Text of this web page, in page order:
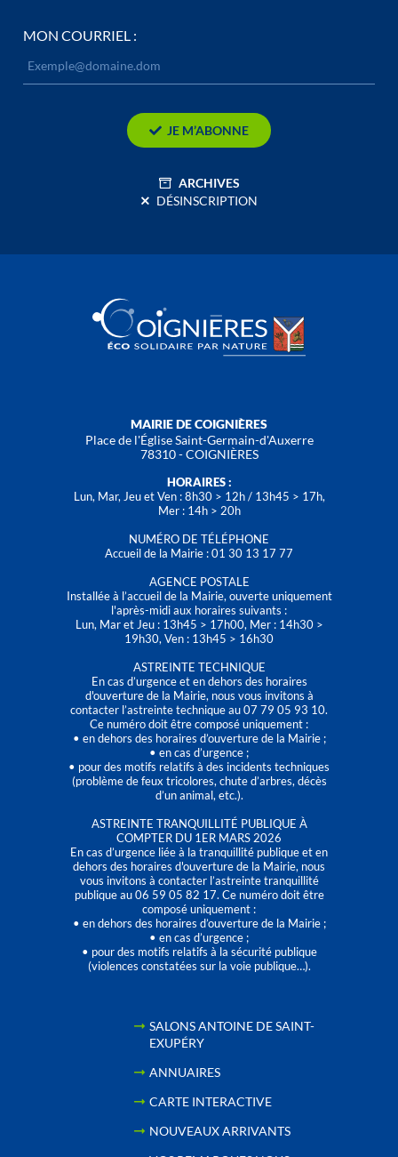
MON COURRIEL :
JE M’ABONNE
ARCHIVES
DÉSINSCRIPTION
MAIRIE DE COIGNIÈRES
Place de l'Église Saint-Germain-d'Auxerre
78310 - COIGNIÈRES
HORAIRES :
Lun, Mar, Jeu et Ven : 8h30 > 12h / 13h45 > 17h,
Mer : 14h > 20h
NUMÉRO DE TÉLÉPHONE
Accueil de la Mairie : 01 30 13 17 77
AGENCE POSTALE
Installée à l’accueil de la Mairie, ouverte uniquement
l'après-midi aux horaires suivants :
Lun, Mar et Jeu : 13h45 > 17h00, Mer : 14h30 >
19h30, Ven : 13h45 > 16h30
ASTREINTE TECHNIQUE
En cas d’urgence et en dehors des horaires
d'ouverture de la Mairie, nous vous invitons à
contacter l’astreinte technique au 07 79 05 93 10.
Ce numéro doit être composé uniquement :
• en dehors des horaires d’ouverture de la Mairie ;
• en cas d’urgence ;
• pour des motifs relatifs à des incidents techniques
(problème de feux tricolores, chute d’arbres, décès
d’un animal, etc.).
ASTREINTE TRANQUILLITÉ PUBLIQUE À
COMPTER DU 1ER MARS 2026
En cas d’urgence liée à la tranquillité publique et en
dehors des horaires d'ouverture de la Mairie, nous
vous invitons à contacter l’astreinte tranquillité
publique au 06 59 05 82 17. Ce numéro doit être
composé uniquement :
• en dehors des horaires d’ouverture de la Mairie ;
• en cas d’urgence ;
• pour des motifs relatifs à la sécurité publique
(violences constatées sur la voie publique…).
SALONS ANTOINE DE SAINT-
EXUPÉRY
ANNUAIRES
CARTE INTERACTIVE
NOUVEAUX ARRIVANTS